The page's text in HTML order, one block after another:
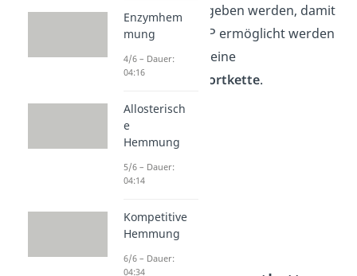
stufenweise abgegeben werden, damit
ein Aufbau von ATP ermöglicht werden
kann. Dafür sorgt eine
Elektronentransportkette.
Enzymhem
mung
4/6 – Dauer:
04:16
Allosterisch
e
Hemmung
5/6 – Dauer:
04:14
Kompetitive
Hemmung
6/6 – Dauer:
04:34